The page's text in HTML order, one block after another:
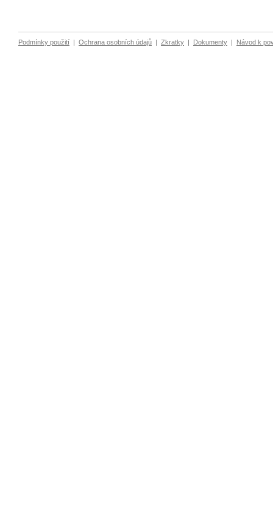
Podmínky použití | Ochrana osobních údajů | Zkratky | Dokumenty | Návod k